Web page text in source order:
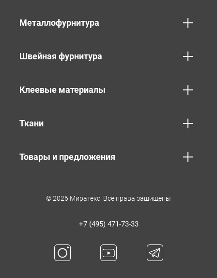
Металлофурнитура
Швейная фурнитура
Клеевые материалы
Ткани
Товары и предложения
© 2026 Миратекс. Все права защищены
+7 (495) 471-73-33